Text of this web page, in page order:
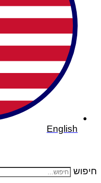
English
חיפוש